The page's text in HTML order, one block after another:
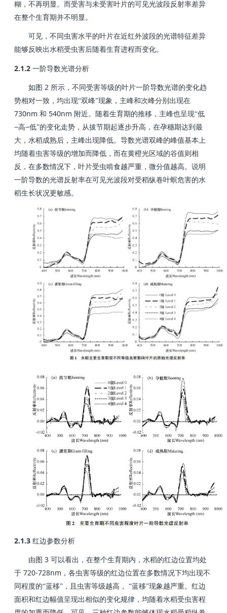
糊，不再明显。而受害与未受害叶片的可见光波段反射率差异
在整个生育期并不明显。
可见，不同虫害水平的叶片在近红外波段的光谱特征差异
能够反映出水稻受虫害后随着生育进程而变化。
2.1.2 一阶导数光谱分析
如图 2 所示，不同受害等级的叶片一阶导数光谱的变化趋
势相对一致，均出现“双峰”现象，主峰和次峰分别出现在
730nm和 540nm附近。随着生育期的推移，主峰也呈现“低
−高−低”的变化走势，从拔节期起逐步升高，在孕穗期达到最
大，水稻成熟后，主峰出现降低。导数光谱双峰的峰值基本上
均随着虫害等级的增加而降低，而在黄橙光区域的谷值则相
反，在多数情况下，叶片受虫啃食越严重，微分值越高。说明
一阶导数的光谱反射率在可见光波段对受稻纵卷叶螟危害的水
稻生长状况更敏感。
2.1.3红边参数分析
由图 3可以看出，在整个生育期内，水稻的红边位置均处
于 720-728nm ，各虫害等级的红边位置在多数情况下均出现不
同程度的“蓝移”，且虫害等级越高，
“蓝移”现象越严重。红边
面积和红边幅值呈现出相似的变化规律，均随着水稻受虫害程